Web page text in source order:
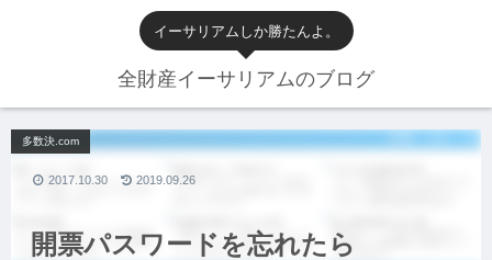
イーサリアムしか勝たんよ。
全財産イーサリアムのブログ
開票パスワードを忘れたら
多数決.com
2019.09.26
2017.10.30